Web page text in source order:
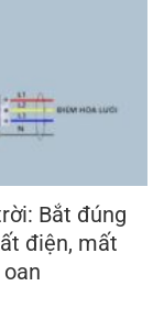
Bắt đúng
điện, mất